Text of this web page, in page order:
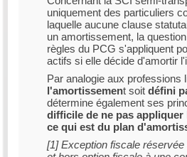
uniquement des particuliers
laquelle aucune clause
un amortissement, la
règles du PCG s'appliquent
actifs si elle décide d'amortir
Par analogie aux professions
l'amortissement soit défini
détermine également ses
difficile de ne pas appliquer
ce qui est du plan
[1] Exception fiscale